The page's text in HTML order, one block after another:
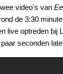
video's van
de 3:30
live optreden bij
seconden